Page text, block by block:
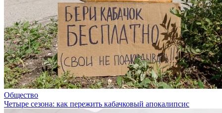
Общество
Четыре сезона: как пережить кабачковый апокалипсис